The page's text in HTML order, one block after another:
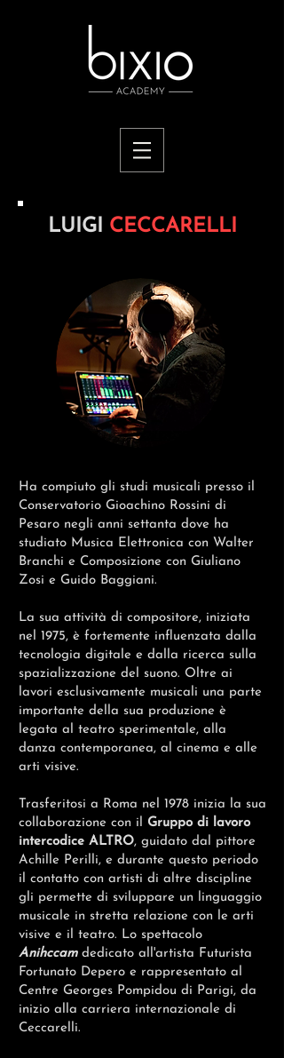
LUIGI CECCARELLI
Ha compiuto gli studi musicali presso il
Conservatorio Gioachino Rossini di
Pesaro negli anni settanta dove ha
studiato Musica Elettronica con Walter
Branchi e Composizione con Giuliano
Zosi e Guido Baggiani.
La sua attività di compositore, iniziata
nel 1975, è fortemente influenzata dalla
tecnologia digitale e dalla ricerca sulla
spazializzazione del suono. Oltre ai
lavori esclusivamente musicali una parte
importante della sua produzione è
legata al teatro sperimentale, alla
danza contemporanea, al cinema e alle
arti visive.
Trasferitosi a Roma nel 1978 inizia la sua
collaborazione con il Gruppo di lavoro
intercodice ALTRO, guidato dal pittore
Achille Perilli, e durante questo periodo
il contatto con artisti di altre discipline
gli permette di sviluppare un linguaggio
musicale in stretta relazione con le arti
visive e il teatro. Lo spettacolo
Anihccamdedicato all'artista Futurista
Fortunato Depero e rappresentato al
Centre Georges Pompidou di Parigi, da
inizio alla carriera internazionale di
Ceccarelli.